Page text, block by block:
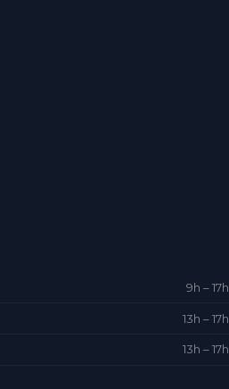
9h – 17h
13h – 17h
13h – 17h